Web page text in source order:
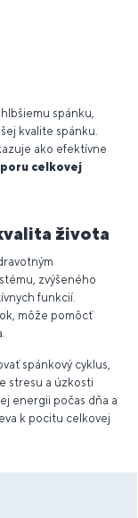
spánku,
kvalite spánku.
ako efektívne
celkovej
života
zvýšeného
funkcií.
môže pomôcť
spánkový cyklus,
stresu a úzkosti
energii počas dňa a
k pocitu celkovej